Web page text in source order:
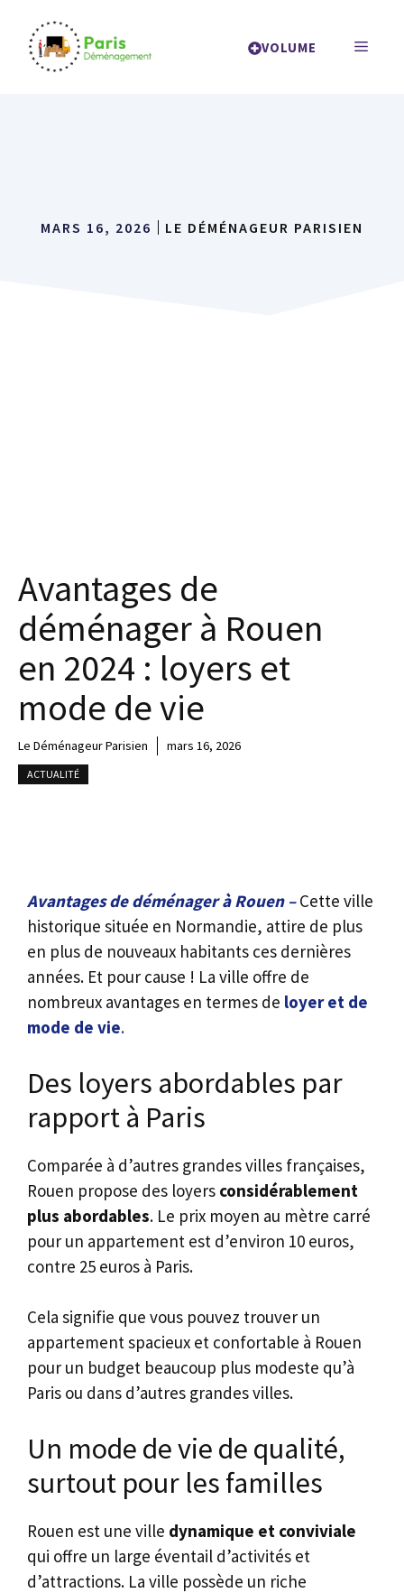
contenu
VOLUME MENU
MARS 16, 2026 LE DÉMÉNAGEUR PARISIEN
Avantages de
déménager à Rouen
en 2024 : loyers et
mode de vie
Le Déménageur Parisien mars 16, 2026
ACTUALITÉ
Avantages de déménager à Rouen –Cette ville
historique située en Normandie, attire de plus
en plus de nouveaux habitants ces dernières
années. Et pour cause ! La ville offre de
nombreux avantages en termes de loyer et de
mode de vie.
Des loyers abordables par
rapport à Paris
Comparée à d’autres grandes villes françaises,
Rouen propose des loyers considérablement
plus abordables. Le prix moyen au mètre carré
pour un appartement est d’environ 10 euros,
contre 25 euros à Paris.
Cela signifie que vous pouvez trouver un
appartement spacieux et confortable à Rouen
pour un budget beaucoup plus modeste qu’à
Paris ou dans d’autres grandes villes.
Un mode de vie de qualité,
surtout pour les familles
Rouen est une ville dynamique et conviviale
qui offre un large éventail d’activités et
d’attractions. La ville possède un riche